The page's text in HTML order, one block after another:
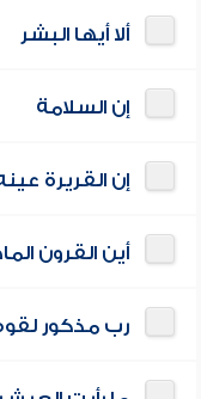
ألا أيها البشر
إن السلامة
إن القريرة
أين القرون
رب مذكور